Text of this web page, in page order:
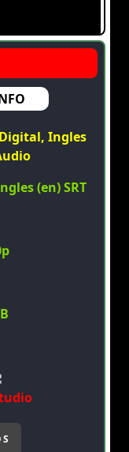
Ingles
(en) SRT